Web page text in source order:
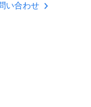
い合わせ